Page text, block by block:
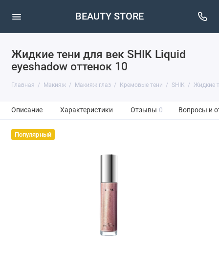
BEAUTY STORE
Жидкие тени для век SHIK Liquid
eyeshadow оттенок 10
Главная Макияж Макияж глаз Кремовые тени SHIK Жидкие
Описание Характеристики Отзывы 0 Вопросы и
Популярный